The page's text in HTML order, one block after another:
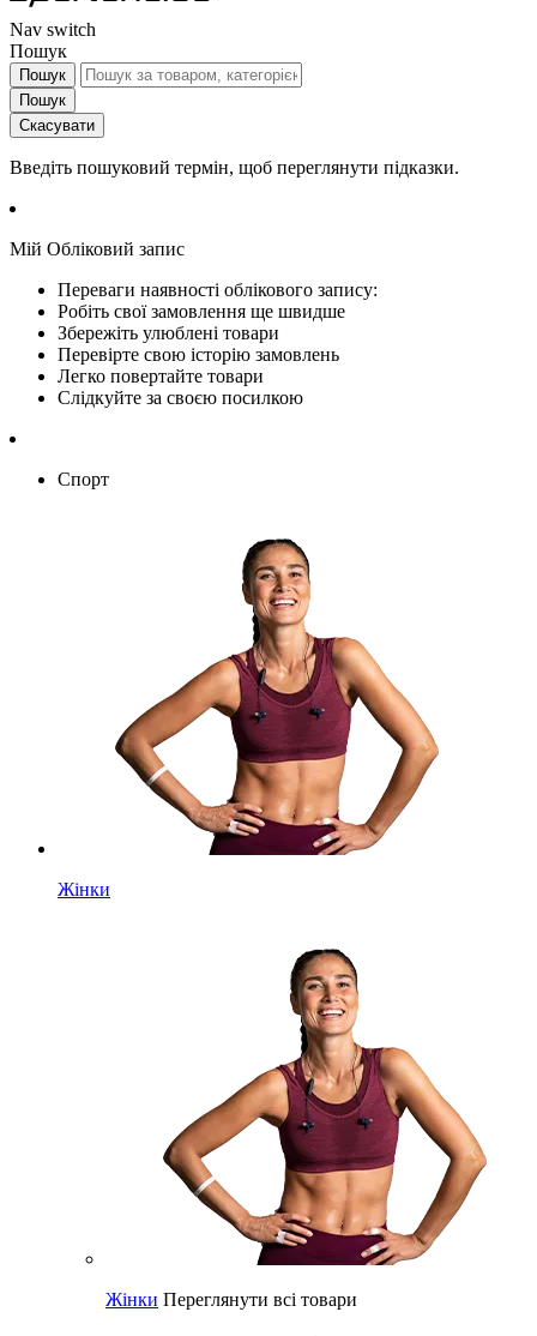
Nav switch
Пошук
Пошук
Пошук
Скасувати
Введіть пошуковий термін, щоб переглянути підказки.
Мій Обліковий запис
Переваги наявності облікового запису:
Робіть свої замовлення ще швидше
Збережіть улюблені товари
Перевірте свою історію замовлень
Легко повертайте товари
Слідкуйте за своєю посилкою
Спорт
Жінки
Жінки Переглянути всі товари